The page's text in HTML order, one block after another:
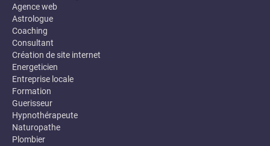
Agence web
Astrologue
Coaching
Consultant
Création de site internet
Energeticien
Entreprise locale
Formation
Guerisseur
Hypnothérapeute
Naturopathe
Plombier